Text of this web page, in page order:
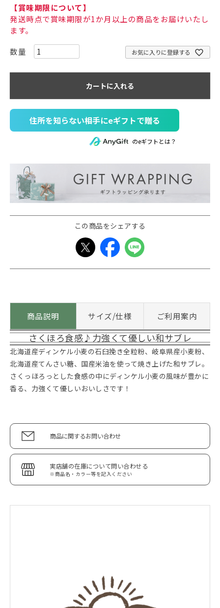
【賞味期限について】
発送時点で賞味期限が1か月以上の商品をお届けいたし
ます。
お気に入りに登録する
カートに入れる
住所を知らない相手にeギフトで贈る
のeギフトとは？
この商品をシェアする
商品説明 サイズ/仕様 ご利用案内
さくほろ食感♪力強くて優しい和サブレ
北海道産ディンケル小麦の石臼挽き全粒粉、岐阜県産小麦粉、
北海道産てんさい糖、国産米油を使って焼き上げた和サブレ。
さくっほろっとした食感の中にディンケル小麦の風味が豊かに
香る、力強くて優しいおいしさです！
商品に関するお問い合わせ
実店舗の在庫について問い合わせる
※商品名・カラー等を記入ください